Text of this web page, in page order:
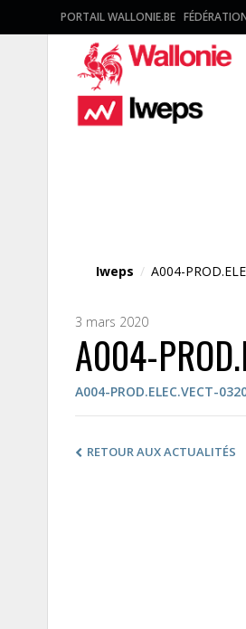
PORTAIL WALLONIE.BE
Iweps / A004-
3 mars 2020
A004-
A004-PROD.ELEC.VECT-
RETOUR AUX ACTUALITÉS